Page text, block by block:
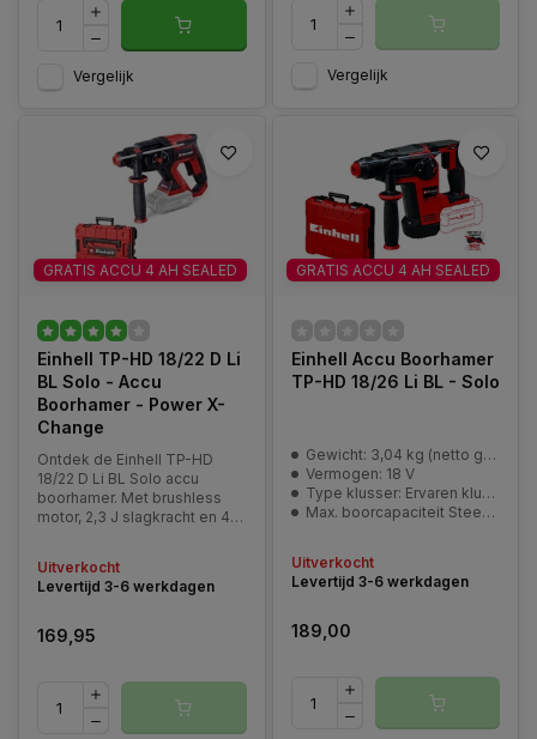
Vergelijk Vergelijk
GRATIS ACCU 4 AH SEALED
Einhell TP-HD 18/22 D Li
BL Solo - Accu
Boorhamer - Power X-
Change
Ontdek de Einhell TP-HD
18/22 D Li BL Solo accu
boorhamer. Met brushless
motor, 2,3 J slagkracht en 4
accu en lader.
Uitverkocht
Levertijd 3-6 werkdagen
169,95
GRATIS ACCU 4 AH SEALED
Einhell Accu Boorhamer
TP-HD 18/26 Li BL - Solo
Gewicht: 3,04 kg (netto gewicht)
Vermogen: 18 V
Type klusser: Ervaren klusser | Professional
Max. boorcapaciteit Steen: 26mm
Uitverkocht
Levertijd 3-6 werkdagen
189,00